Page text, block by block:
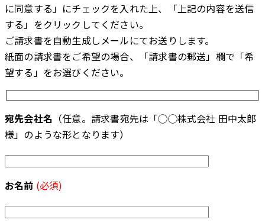
に同意する」にチェックを入れた上、「上記の内容を送信
する」をクリックしてください。
ご請求書を自動生成しメールにてお送りします。
紙面の請求書をご希望の場合、「請求書の郵送」欄で「希
望する」をお選びください。
宛先会社名 （任意。請求書宛先は「◯◯株式会社 田中太郎
様」のような形となります）
お名前 (必須)